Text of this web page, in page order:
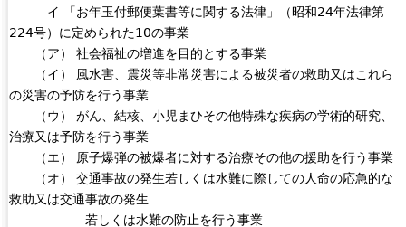
イ 「お年玉付郵便葉書等に関する法律」（昭和24年法律第
224号）に定められた10の事業
（ア） 社会福祉の増進を目的とする事業
（イ） 風水害、震災等非常災害による被災者の救助又はこれら
の災害の予防を行う事業
（ウ） がん、結核、小児まひその他特殊な疾病の学術的研究、
治療又は予防を行う事業
（エ） 原子爆弾の被爆者に対する治療その他の援助を行う事業
（オ） 交通事故の発生若しくは水難に際しての人命の応急的な
救助又は交通事故の発生
若しくは水難の防止を行う事業